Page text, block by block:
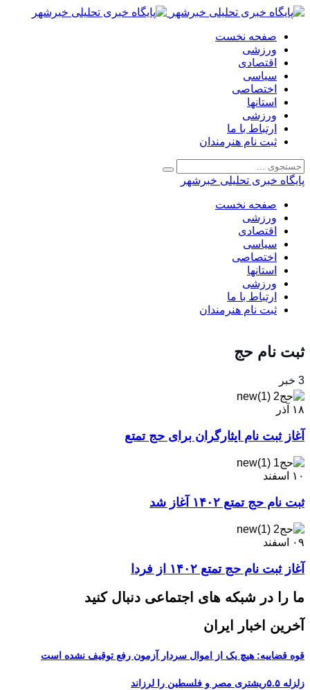
صفحه نخست
ورزشی
اقتصادی
سیاسی
اختصاصی
استانها
ورزشی
ارتباط با ما
ثبت نام هنرمندان
پایگاه خبری تحلیلی خبرشهر
صفحه نخست
ورزشی
اقتصادی
سیاسی
اختصاصی
استانها
ورزشی
ارتباط با ما
ثبت نام هنرمندان
ثبت نام حج
3 خبر
۱۸ آذر
آغاز ثبت نام ایثارگران برای حج تمتع
۱۰ اسفند
ثبت‌ نام حج تمتع ۱۴۰۲ آغاز شد
۰۹ اسفند
آغاز ثبت نام حج تمتع ۱۴۰۲ از فردا
ما را در شبکه های اجتماعی دنبال کنید
آخرین اخبار ایران
قوه قضاییه: هیچ یک از اموال سردار آزمون رفع توقیف نشده است
زلزله ۵.۵ریشتری مصر و فلسطین را لرزاند